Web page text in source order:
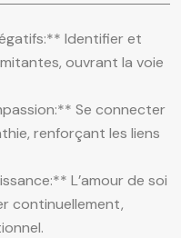
Identifier et
ouvrant la voie
Se connecter
renforçant les liens
L’amour de soi
continuellement,